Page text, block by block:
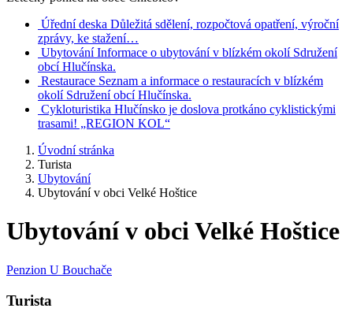
Úřední deska Důležitá sdělení, rozpočtová opatření, výroční
zprávy, ke stažení…
Ubytování Informace o ubytování v blízkém okolí Sdružení
obcí Hlučínska.
Restaurace Seznam a informace o restauracích v blízkém
okolí Sdružení obcí Hlučínska.
Cykloturistika Hlučínsko je doslova protkáno cyklistickými
trasami! „REGION KOL“
Úvodní stránka
Turista
Ubytování
Ubytování v obci Velké Hoštice
Ubytování v obci Velké Hoštice
Penzion U Bouchače
Turista